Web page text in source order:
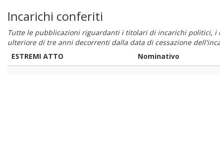
Incarichi conferiti
Tutte le pubblicazioni riguardanti i titolari di incarichi politici,
ulteriore di tre anni decorrenti dalla data di cessazione
ESTREMI ATTO
Nominativo